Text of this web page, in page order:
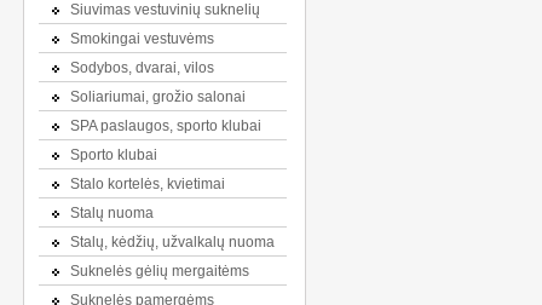
Siuvimas vestuvinių suknelių
Smokingai vestuvėms
Sodybos, dvarai, vilos
Soliariumai, grožio salonai
SPA paslaugos, sporto klubai
Sporto klubai
Stalo kortelės, kvietimai
Stalų nuoma
Stalų, kėdžių, užvalkalų nuoma
Suknelės gėlių mergaitėms
Suknelės pamergėms